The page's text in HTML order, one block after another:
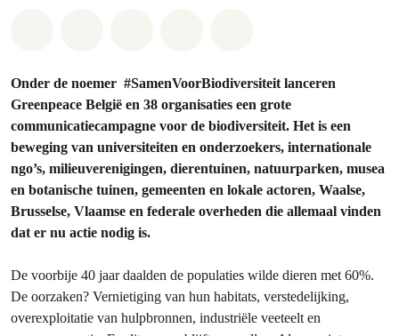
Onder de noemer #SamenVoorBiodiversiteit lanceren
Greenpeace België en 38 organisaties een grote
communicatiecampagne voor de biodiversiteit. Het is een
beweging van universiteiten en onderzoekers, internationale
ngo’s, milieuverenigingen, dierentuinen, natuurparken, musea
en botanische tuinen, gemeenten en lokale actoren, Waalse,
Brusselse, Vlaamse en federale overheden die allemaal vinden
dat er nu actie nodig is.
De voorbije 40 jaar daalden de populaties wilde dieren met 60%.
De oorzaken? Vernietiging van hun habitats, verstedelijking,
overexploitatie van hulpbronnen, industriële veeteelt en